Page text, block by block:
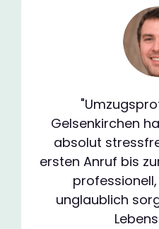
Gelsenkirchen
absolut
ersten Anruf bis
unglaublich